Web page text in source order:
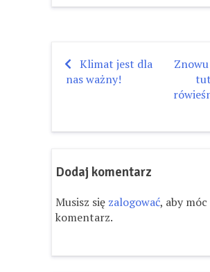
Nawigacja
Klimat jest dla
nas ważny!
Dodaj komentarz
Musisz się zalogować, aby móc
komentarz.